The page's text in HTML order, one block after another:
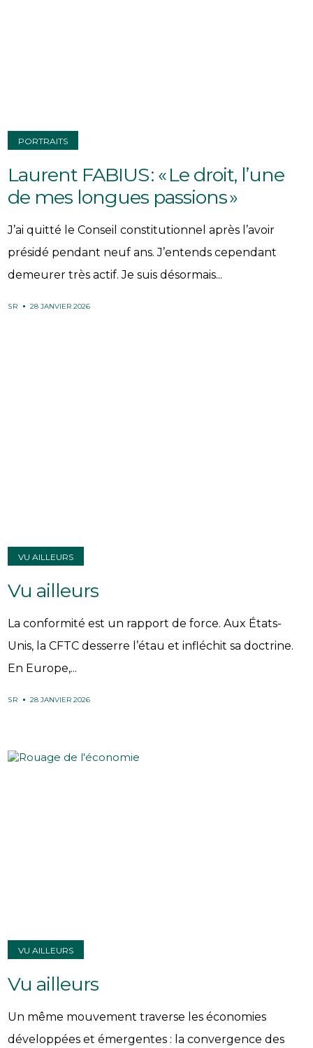
PORTRAITS
Laurent FABIUS : « Le droit, l’une
de mes longues passions »
J’ai quitté le Conseil constitutionnel après l’avoir
présidé pendant neuf ans. J’entends cependant
demeurer très actif. Je suis désormais...
SR 28 JANVIER 2026
VU AILLEURS
Vu ailleurs
La conformité est un rapport de force. Aux États-
Unis, la CFTC desserre l’étau et infléchit sa doctrine.
En Europe,...
SR 28 JANVIER 2026
VU AILLEURS
Vu ailleurs
Un même mouvement traverse les économies
développées et émergentes : la convergence des